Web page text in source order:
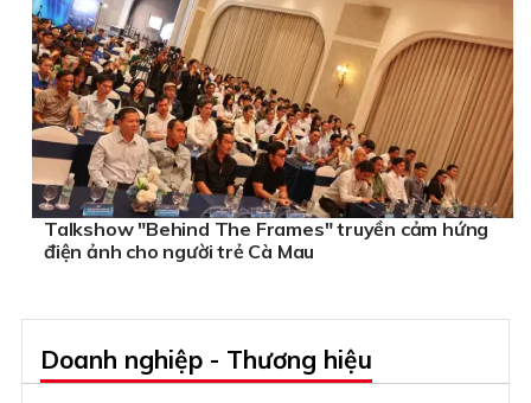
Talkshow "Behind The Frames" truyền cảm hứng
điện ảnh cho người trẻ Cà Mau
Doanh nghiệp - Thương hiệu